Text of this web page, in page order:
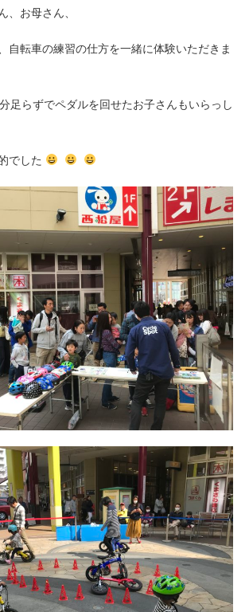
、お母さん、
自転車の練習の仕方を一緒に体験いただきま
足らずでペダルを回せたお子さんもいらっし
でした